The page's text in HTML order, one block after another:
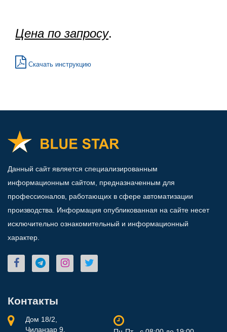
Цена по запросу.
Скачать инструкцию
Данный сайт является специализированным
информационным сайтом, предназначенным для
профессионалов, работающих в сфере автоматизации
производства. Информация опубликованная на сайте несет
исключительно ознакомительный и информационный
характер.
Контакты
Дом 18/2,
Чиланзар 9,